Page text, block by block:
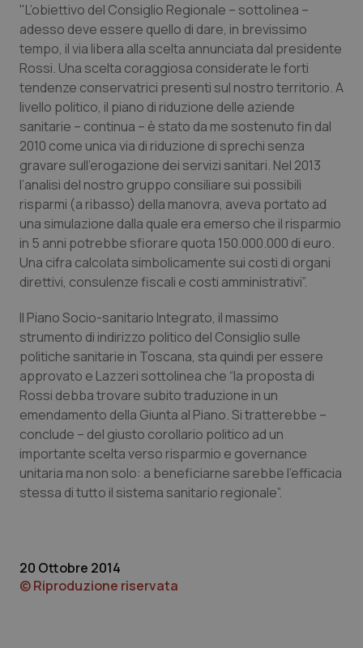
Emilia-Romagna
Friuli Venezia Giulia
Lazio
Liguria
Lombardia
Marche
Molise
Piemonte
Provincia Autonoma di Bolzano
Provincia Autonoma di Trento
Puglia
Sardegna
Toscana
Colesterolo & coronaropatie
Dermatite Atopica
Diabete & glucometri
Disturbi dell’umore
Dolore
Donna & Salute
Epatiti
HIV
Infezioni & Febbre
Ipertensione & Scompenso
Malattie rare
Malattia di Crohn & Rettocolite Ulcerosa
Obesità
"L’obiettivo del Consiglio Regionale – sottolinea –
adesso deve essere quello di dare, in brevissimo
tempo, il via libera alla scelta annunciata dal presidente
Rossi. Una scelta coraggiosa considerate le forti
tendenze conservatrici presenti sul nostro territorio. A
livello politico, il piano di riduzione delle aziende
sanitarie – continua – è stato da me sostenuto fin dal
2010 come unica via di riduzione di sprechi senza
gravare sull’erogazione dei servizi sanitari. Nel 2013
l’analisi del nostro gruppo consiliare sui possibili
risparmi (a ribasso) della manovra, aveva portato ad
una simulazione dalla quale era emerso che il risparmio
in 5 anni potrebbe sfiorare quota 150.000.000 di euro.
Una cifra calcolata simbolicamente sui costi di organi
direttivi, consulenze fiscali e costi amministrativi”.
Il Piano Socio-sanitario Integrato, il massimo
strumento di indirizzo politico del Consiglio sulle
politiche sanitarie in Toscana, sta quindi per essere
approvato e Lazzeri sottolinea che “la proposta di
Rossi debba trovare subito traduzione in un
emendamento della Giunta al Piano. Si tratterebbe –
conclude – del giusto corollario politico ad un
importante scelta verso risparmio e governance
unitaria ma non solo: a beneficiarne sarebbe l’efficacia
stessa di tutto il sistema sanitario regionale”.
20 Ottobre 2014
© Riproduzione riservata